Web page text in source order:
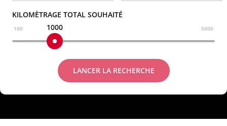
KILOMÈTRAGE TOTAL SOUHAITÉ
100 5000
1000
LANCER LA RECHERCHE